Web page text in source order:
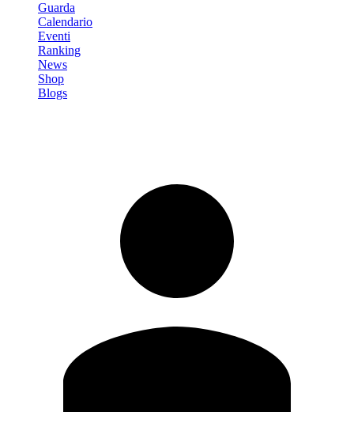
Guarda
Calendario
Eventi
Ranking
News
Shop
Blogs